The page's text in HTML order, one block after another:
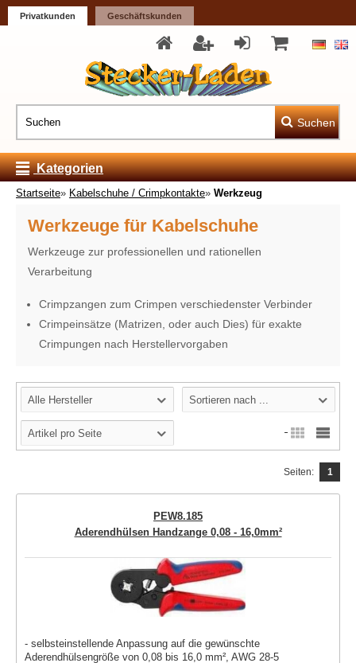
Privatkunden Geschäftskunden
Suchen
Kategorien
Startseite» Kabelschuhe / Crimpkontakte» Werkzeug
Werkzeuge für Kabelschuhe
Werkzeuge zur professionellen und rationellen
Verarbeitung
Crimpzangen zum Crimpen verschiedenster Verbinder
Crimpeinsätze (Matrizen, oder auch Dies) für exakte
Crimpungen nach Herstellervorgaben
Alle Hersteller Sortieren nach ...
Artikel pro Seite
Seiten: 1
PEW8.185
Aderendhülsen Handzange 0,08 - 16,0mm²
- selbsteinstellende Anpassung auf die gewünschte
Aderendhülsengröße von 0,08 bis 16,0 mm², AWG 28-5